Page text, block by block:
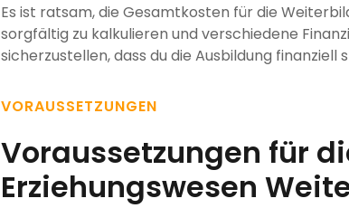
Es ist ratsam, die Gesamtkosten für die
sorgfältig zu kalkulieren und verschiedene
sicherzustellen, dass du die Ausbildung finanziell
VORAUSSETZUNGEN
Voraussetzungen für
Erziehungswesen